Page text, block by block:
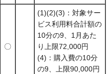
〇
(1)(2)(3)：対象サー
ビス利用料合計額の
10分の9、1月あた
り上限72,000円
(4)：購入費の10分
の9、上限90,000円